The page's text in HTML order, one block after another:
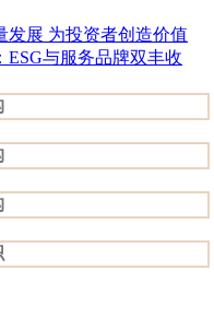
发展 为投资者创造价值
ESG与服务品牌双丰收